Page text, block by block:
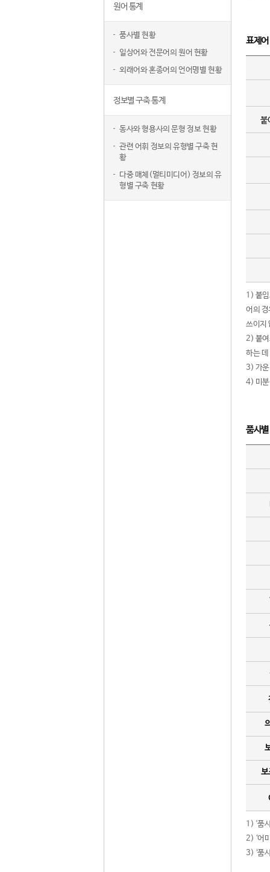
원어 통계
품사별 현황
일상어와 전문어의 원어 현황
외래어와 혼종어의 언어명별 현황
정보별 구축 통계
동사와 형용사의 문형 정보 현황
관련 어휘 정보의 유형별 구축 현
황
다중 매체(멀티미디어) 정보의 유
형별 구축 현황
표제
붙
1) 붙
어의
쓰이지
2) 붙여
하는
3) 가운
4) 미분
품사
보
1) '품
2) ‘어
3) ‘품